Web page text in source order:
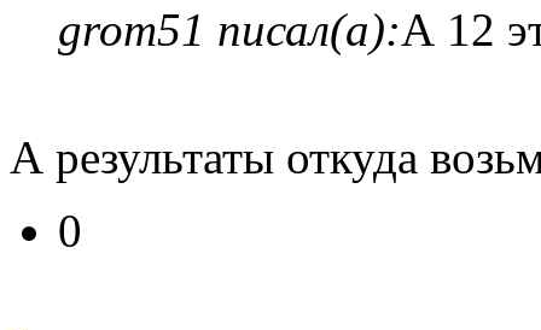
grom51 писал(а):А 12
А результаты откуда
0